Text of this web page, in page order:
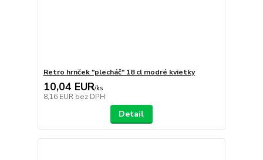
Retro hrnček "plecháč" 18 cl modré kvietky
10,04 EUR/ks
8,16 EUR bez DPH
Detail